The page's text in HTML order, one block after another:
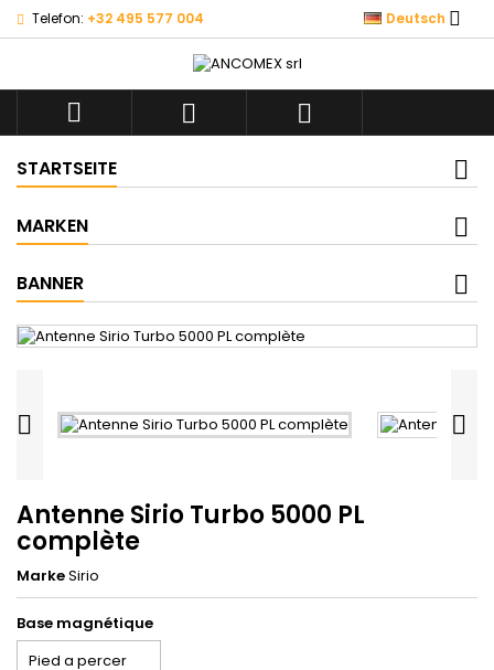
Telefon: +32 495 577 004 Deutsch 
  
STARTSEITE
MARKEN
BANNER
 
Antenne Sirio Turbo 5000 PL
complète
MarkeSirio
Base magnétique